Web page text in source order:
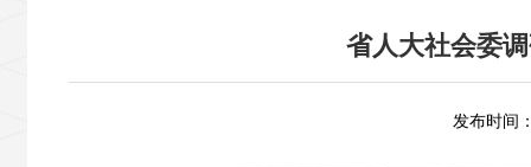
省人大社会委
发布时间